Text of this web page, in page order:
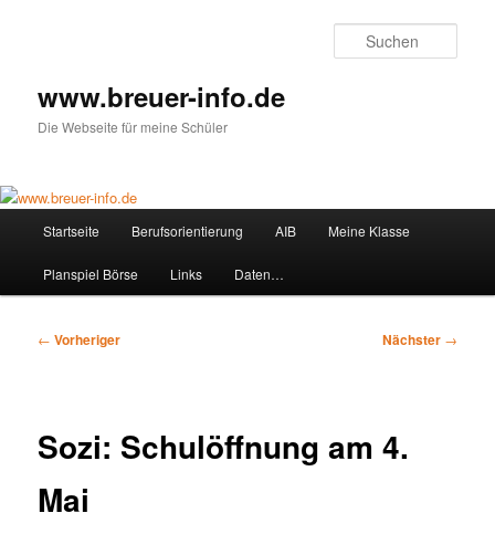
www.breuer-info.de
Die Webseite für meine Schüler
Startseite Berufsorientierung AIB Meine Klasse
Planspiel Börse Links Daten…
Beitragsnavigation
← Vorheriger Nächster →
Sozi: Schulöffnung am 4.
Mai